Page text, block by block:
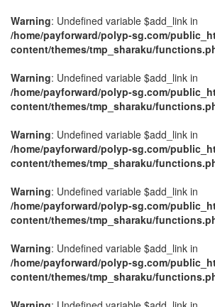
Warning: Undefined variable $add_link in
/home/payforward/polyp-sg.com/
content/themes/tmp_sharaku/
Warning: Undefined variable $add_link in
/home/payforward/polyp-sg.com/
content/themes/tmp_sharaku/
Warning: Undefined variable $add_link in
/home/payforward/polyp-sg.com/
content/themes/tmp_sharaku/
Warning: Undefined variable $add_link in
/home/payforward/polyp-sg.com/
content/themes/tmp_sharaku/
Warning: Undefined variable $add_link in
/home/payforward/polyp-sg.com/
content/themes/tmp_sharaku/